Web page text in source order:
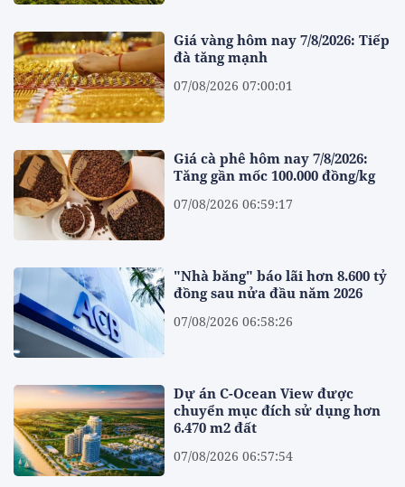
Giá vàng hôm nay 7/8/2026: Tiếp
đà tăng mạnh
07/08/2026 07:00:01
Giá cà phê hôm nay 7/8/2026:
Tăng gần mốc 100.000 đồng/kg
07/08/2026 06:59:17
"Nhà băng" báo lãi hơn 8.600 tỷ
đồng sau nửa đầu năm 2026
07/08/2026 06:58:26
Dự án C-Ocean View được
chuyển mục đích sử dụng hơn
6.470 m2 đất
07/08/2026 06:57:54